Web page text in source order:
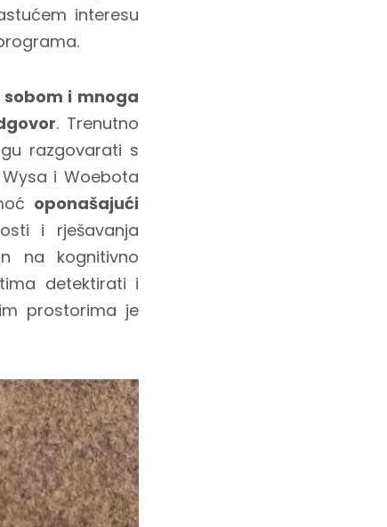
interesu
i mnoga
. Trenutno
razgovarati s
i Woebota
oponašajući
i rješavanja
na kognitivno
detektirati i
prostorima je